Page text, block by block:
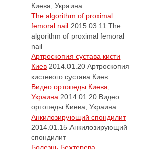
Киева, Украина
The algorithm of proximal
femoral nail 2015.03.11 The
algorithm of proximal femoral
nail
Артроскопия сустава кисти
Киев 2014.01.20 Артроскопия
кистевого сустава Киев
Видео ортопеды Киева,
Украина 2014.01.20 Видео
ортопеды Киева, Украина
Анкилозирующий спондилит
2014.01.15 Анкилозирующий
спондилит